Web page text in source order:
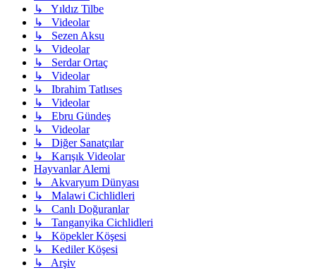
↳ Yıldız Tilbe
↳ Videolar
↳ Sezen Aksu
↳ Videolar
↳ Serdar Ortaç
↳ Videolar
↳ Ibrahim Tatlıses
↳ Videolar
↳ Ebru Gündeş
↳ Videolar
↳ Diğer Sanatçılar
↳ Karışık Videolar
Hayvanlar Alemi
↳ Akvaryum Dünyası
↳ Malawi Cichlidleri
↳ Canlı Doğuranlar
↳ Tanganyika Cichlidleri
↳ Köpekler Köşesi
↳ Kediler Köşesi
↳ Arşiv